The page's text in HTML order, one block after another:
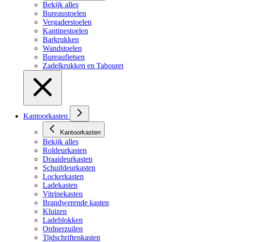
Bekijk alles
Bureaustoelen
Vergaderstoelen
Kantinestoelen
Barkrukken
Wandstoelen
Bureaufietsen
Zadelkrukken en Tabouret
Kantoorkasten
Kantoorkasten
Bekijk alles
Roldeurkasten
Draaideurkasten
Schuifdeurkasten
Lockerkasten
Ladekasten
Vitrinekasten
Brandwerende kasten
Kluizen
Ladeblokken
Ordnerzuilen
Tijdschriftenkasten